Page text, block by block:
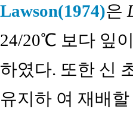
Lawson(1974)은
24/20℃ 보다 잎
하였다. 또한 신
유지하 여 재배